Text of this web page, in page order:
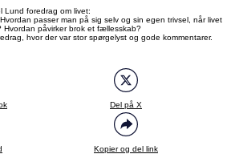
Lund foredrag om livet:
passer man på sig selv og sin egen trivsel, når livet
Hvordan påvirker brok et fællesskab?
hvor der var stor spørgelyst og gode kommentarer.
Del på X
Kopier og del link